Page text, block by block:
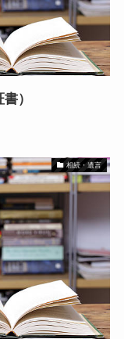
）
相続・遺言